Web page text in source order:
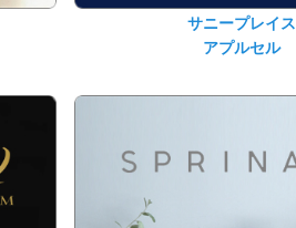
サニープレイス
アプルセル